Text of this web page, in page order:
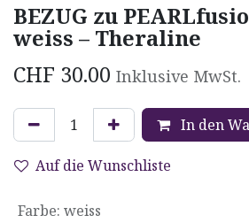
BEZUG zu
weiss – Theraline
CHF 30.00 Inklusive MwSt.
In den
Auf die Wunschliste
Farbe: weiss